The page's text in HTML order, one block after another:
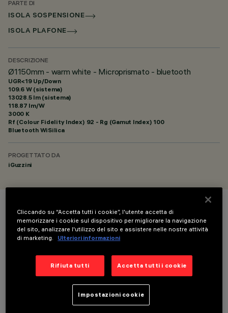
PARTE DI
ISOLA SOSPENSIONE
ISOLA PLAFONE
DESCRIZIONE
Ø1150mm - warm white - Microprismato - bluetooth
UGR<19 Up/Down
109.6 W (sistema)
13028.5 lm (sistema)
118.87 lm/W
3000 K
Rf (Colour Fidelity Index) 92 - Rg (Gamut Index) 100
Bluetooth WiSilica
PROGETTATO DA
iGuzzini
COLORE
COMPONENTI OPZIONALI
Cliccando su “Accetta tutti i cookie”, l'utente accetta di
memorizzare i cookie sul dispositivo per migliorare la navigazione
del sito, analizzare l'utilizzo del sito e assistere nelle nostre attività
di marketing.
Ulteriori informazioni
Rifiuta tutti Accetta tutti i cookie
Impostazioni cookie